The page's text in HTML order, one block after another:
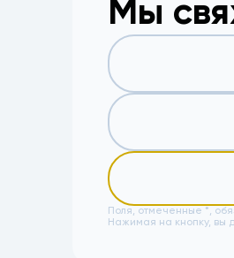
Мы
Поля, отмеченные *,
Нажимая на кнопку, вы